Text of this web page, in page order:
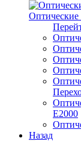
E2000
Назад